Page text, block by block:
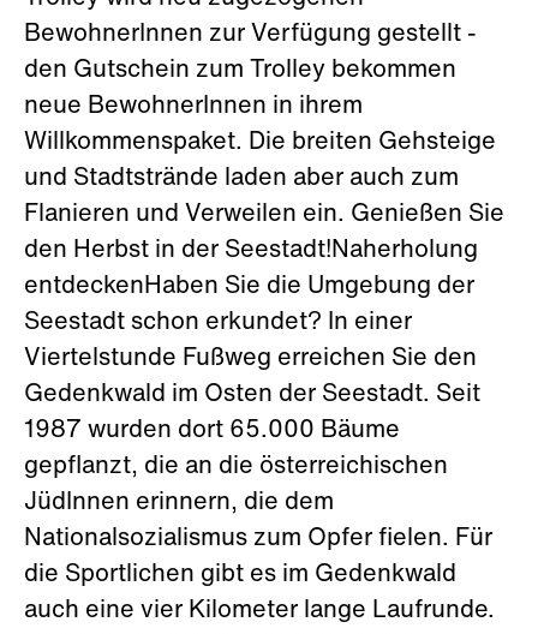
BewohnerInnen zur Verfügung gestellt -
den Gutschein zum Trolley bekommen
neue BewohnerInnen in ihrem
Willkommenspaket. Die breiten Gehsteige
und Stadtstrände laden aber auch zum
Flanieren und Verweilen ein. Genießen Sie
den Herbst in der Seestadt!Naherholung
entdeckenHaben Sie die Umgebung der
Seestadt schon erkundet? In einer
Viertelstunde Fußweg erreichen Sie den
Gedenkwald im Osten der Seestadt. Seit
1987 wurden dort 65.000 Bäume
gepflanzt, die an die österreichischen
JüdInnen erinnern, die dem
Nationalsozialismus zum Opfer fielen. Für
die Sportlichen gibt es im Gedenkwald
auch eine vier Kilometer lange Laufrunde.